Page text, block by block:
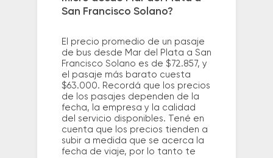
San Francisco Solano?
El precio promedio de un pasaje
de bus desde Mar del Plata a San
Francisco Solano es de $72.857, y
el pasaje más barato cuesta
$63.000. Recordá que los precios
de los pasajes dependen de la
fecha, la empresa y la calidad
del servicio disponibles. Tené en
cuenta que los precios tienden a
subir a medida que se acerca la
fecha de viaje, por lo tanto te